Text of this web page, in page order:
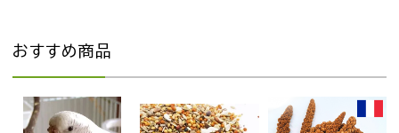
おすすめ商品